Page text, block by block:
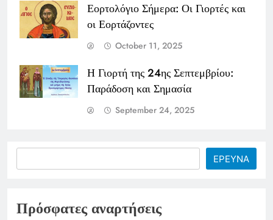
Εορτολόγιο Σήμερα: Οι Γιορτές και
οι Εορτάζοντες
October 11, 2025
Η Γιορτή της 24ης Σεπτεμβρίου:
Παράδοση και Σημασία
September 24, 2025
ΕΡΕΥΝΑ
Πρόσφατες αναρτήσεις